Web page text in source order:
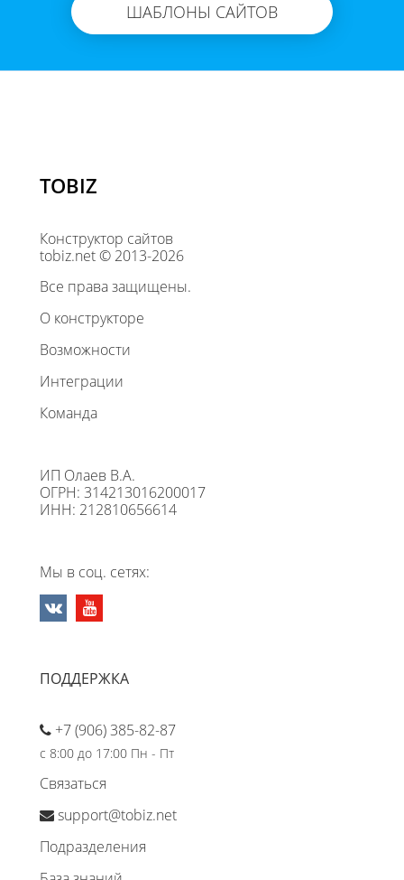
ШАБЛОНЫ САЙТОВ
TOBIZ
Конструктор сайтов
tobiz.net © 2013-2026
Все права защищены.
О конструкторе
Возможности
Интеграции
Команда
ИП Олаев В.А.
ОГРН: 314213016200017
ИНН: 212810656614
Мы в соц. сетях:
ПОДДЕРЖКА
+7 (906) 385-82-87
с 8:00 до 17:00 Пн - Пт
Связаться
support@tobiz.net
Подразделения